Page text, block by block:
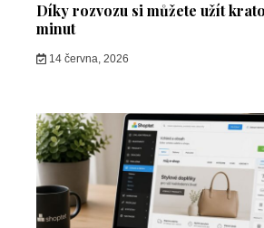
Díky rozvozu si můžete užít
minut
14 června, 2026